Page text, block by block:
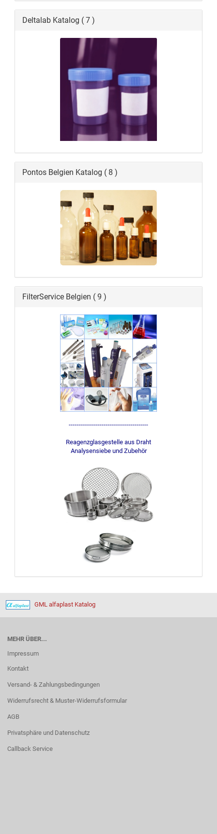
Deltalab Katalog ( 7 )
Pontos Belgien Katalog ( 8 )
FilterService Belgien ( 9 )
-----------------------------------------
Reagenzglasgestelle aus Draht
Analysensiebe und Zubehör
GML alfaplast Katalog
MEHR ÜBER...
Impressum
Kontakt
Versand- & Zahlungsbedingungen
Widerrufsrecht & Muster-Widerrufsformular
AGB
Privatsphäre und Datenschutz
Callback Service